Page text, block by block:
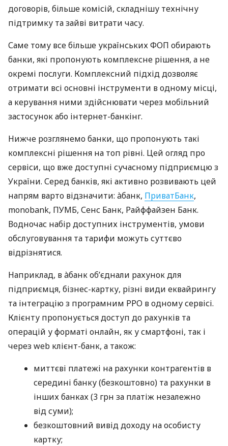
договорів, більше комісій, складнішу технічну
підтримку та зайві витрати часу.
Саме тому все більше українських ФОП обирають
банки, які пропонують комплексне рішення, а не
окремі послуги. Комплексний підхід дозволяє
отримати всі основні інструменти в одному місці,
а керування ними здійснювати через мобільний
застосунок або інтернет-банкінг.
Нижче розглянемо банки, що пропонують такі
комплексні рішення на топ рівні. Цей огляд про
сервіси, що вже доступні сучасному підприємцю з
України. Серед банків, які активно розвивають цей
напрям варто відзначити: àбанк, ПриватБанк,
monobank, ПУМБ, Сенс Банк, Райффайзен Банк.
Водночас набір доступних інструментів, умови
обслуговування та тарифи можуть суттєво
відрізнятися.
Наприклад, в àбанк об’єднали рахунок для
підприємця, бізнес-картку, різні види еквайрингу
та інтеграцію з програмним РРО в одному сервісі.
Клієнту пропонується доступ до рахунків та
операцій у форматі онлайн, як у смартфоні, так і
через web клієнт-банк, а також:
миттєві платежі на рахунки контрагентів в
середині банку (безкоштовно) та рахунки в
інших банках (3 грн за платіж незалежно
від суми);
безкоштовний вивід доходу на особисту
картку;